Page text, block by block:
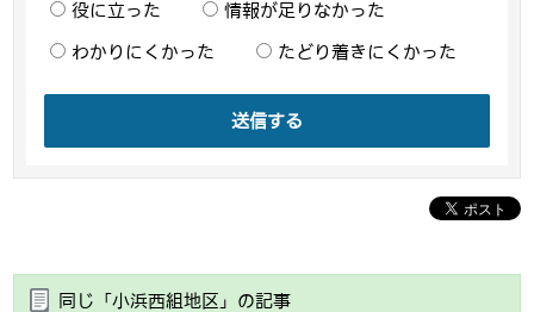
役に立った 情報が足りなかった
わかりにくかった たどり着きにくかった
送信する
同じ「小浜西組地区」の記事